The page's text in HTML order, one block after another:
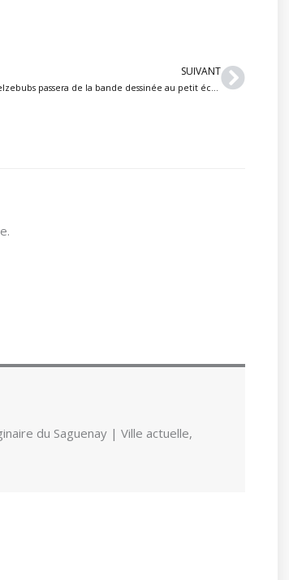
SUIVANT
Belzebubs passera de la bande dessinée au petit écran avec une nouvelle série animée
Suivant
du Saguenay | Ville actuelle,